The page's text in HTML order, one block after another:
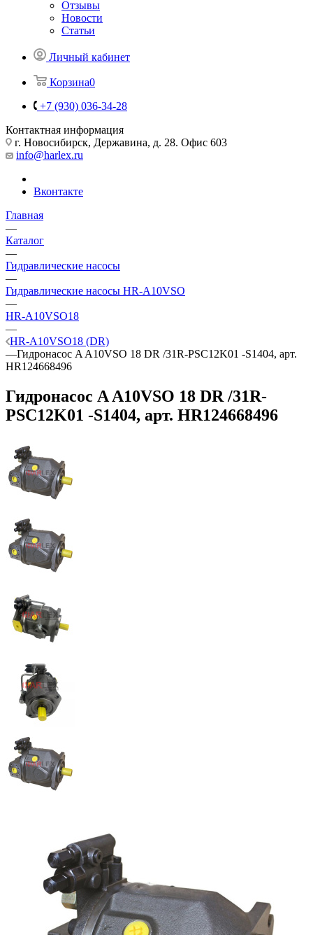
Отзывы
Новости
Статьи
Личный кабинет
Корзина0
+7 (930) 036-34-28
Контактная информация
г. Новосибирск, Державина, д. 28. Офис 603
info@harlex.ru
Вконтакте
Главная
—
Каталог
—
Гидравлические насосы
—
Гидравлические насосы HR-A10VSO
—
HR-A10VSO18
—
HR-A10VSO18 (DR)
—Гидронасос A A10VSO 18 DR /31R-PSC12K01 -S1404, арт.
HR124668496
Гидронасос A A10VSO 18 DR /31R-
PSC12K01 -S1404, арт. HR124668496